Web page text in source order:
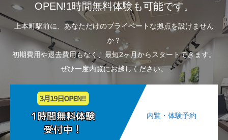
OPEN!1時間無料体験も可能です。
上本町駅前に、あなただけのプライベートな拠点を設けません
か？
初期費用や退去費用もなく、最短2ヶ月からスタートできます。
ぜひ一度内覧にお越しください。
内覧・体験予約